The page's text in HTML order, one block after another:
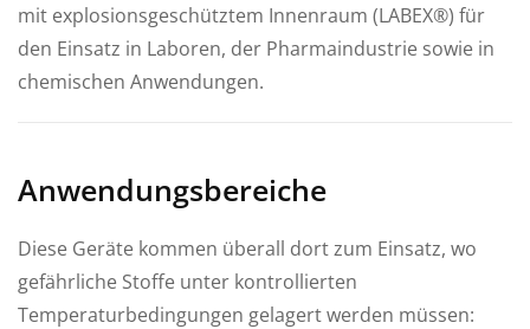
mit explosionsgeschütztem Innenraum (LABEX®) für
den Einsatz in Laboren, der Pharmaindustrie sowie in
chemischen Anwendungen.
Anwendungsbereiche
Diese Geräte kommen überall dort zum Einsatz, wo
gefährliche Stoffe unter kontrollierten
Temperaturbedingungen gelagert werden müssen: